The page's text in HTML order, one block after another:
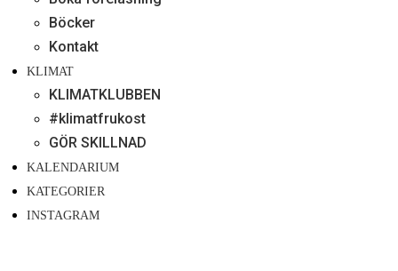
Böcker
Kontakt
KLIMAT
KLIMATKLUBBEN
#klimatfrukost
GÖR SKILLNAD
KALENDARIUM
KATEGORIER
INSTAGRAM